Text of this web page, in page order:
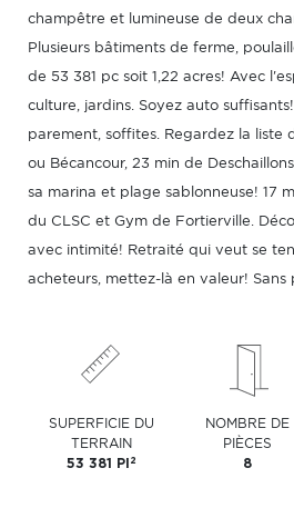
champêtre et lumineuse de deux
Plusieurs bâtiments de ferme,
de 53 381 pc soit 1,22 acres! Avec
culture, jardins. Soyez auto
parement, soffites. Regardez la liste
ou Bécancour, 23 min de
sa marina et plage sablonneuse! 17
du CLSC et Gym de Fortierville.
avec intimité! Retraité qui veut se
acheteurs, mettez-là en valeur! Sans
SUPERFICIE DU
TERRAIN
53 381 PI 2
NOMBRE DE
PIÈCES
8